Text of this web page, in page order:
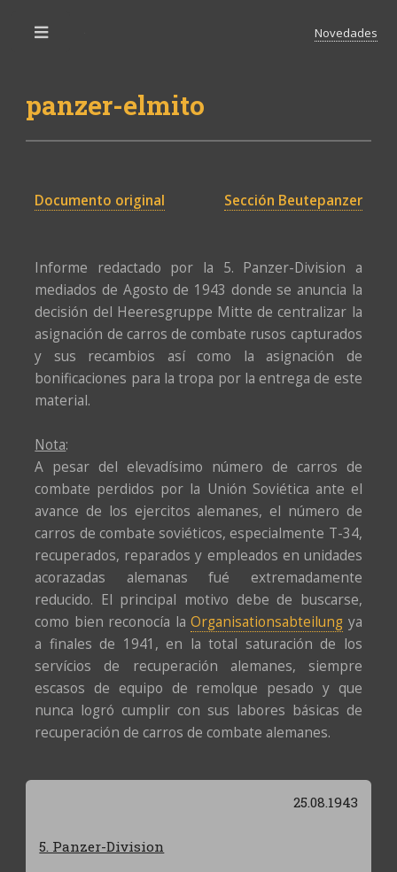
panzer-elmito
Novedades
Documento original Sección Beutepanzer
Informe redactado por la 5. Panzer-Division a
mediados de Agosto de 1943 donde se anuncia la
decisión del Heeresgruppe Mitte de centralizar la
asignación de carros de combate rusos capturados
y sus recambios así como la asignación de
bonificaciones para la tropa por la entrega de este
material.
Nota:
A pesar del elevadísimo número de carros de
combate perdidos por la Unión Soviética ante el
avance de los ejercitos alemanes, el número de
carros de combate soviéticos, especialmente T-34,
recuperados, reparados y empleados en unidades
acorazadas alemanas fué extremadamente
reducido. El principal motivo debe de buscarse,
como bien reconocía laOrganisationsabteilung ya
a finales de 1941, en la total saturación de los
servícios de recuperación alemanes, siempre
escasos de equipo de remolque pesado y que
nunca logró cumplir con sus labores básicas de
recuperación de carros de combate alemanes.
25.08.1943
5. Panzer-Division